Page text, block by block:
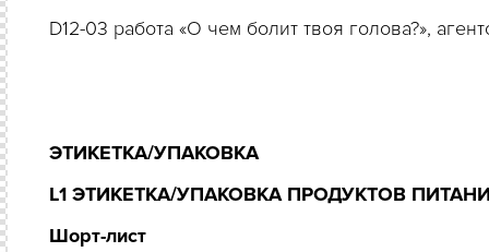
D12-03 работа «О чем болит твоя голова?»,
ЭТИКЕТКА/УПАКОВКА
L1 ЭТИКЕТКА/УПАКОВКА ПРОДУКТОВ
Шорт-лист